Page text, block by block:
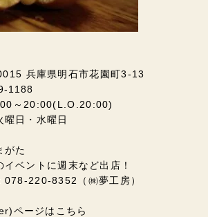
兵庫県明石市花園町3-13
1188
～20:00(L.O.20:00)
日・水曜日
がた
イベントに週末など出店！
078-220-8352（㈱夢工房）
ページはこちら